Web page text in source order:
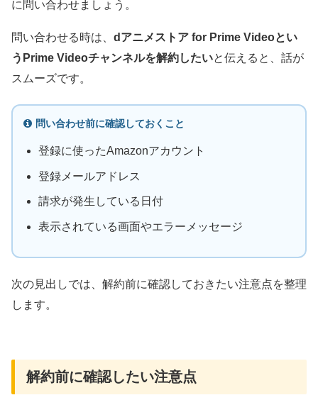
に問い合わせましょう。
問い合わせる時は、 dアニメストア for Prime Videoとい
うPrime Videoチャンネルを解約したいと伝えると、話が
スムーズです。
問い合わせ前に確認しておくこと
登録に使ったAmazonアカウント
登録メールアドレス
請求が発生している日付
表示されている画面やエラーメッセージ
次の見出しでは、解約前に確認しておきたい注意点を整理
します。
解約前に確認したい注意点